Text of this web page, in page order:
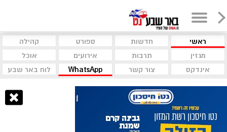
ראשי חדשות ספורט
קהילה
מגזין
תרבות אירועים
אוכל
אינדקס
צור קשר WhatsApp לוח באר שבע